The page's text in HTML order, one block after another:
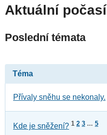
Aktuální počasí
Poslední témata
Téma
Přívaly sněhu se nekonaly.
Kde je sněžení? 1 2 3 ... 5